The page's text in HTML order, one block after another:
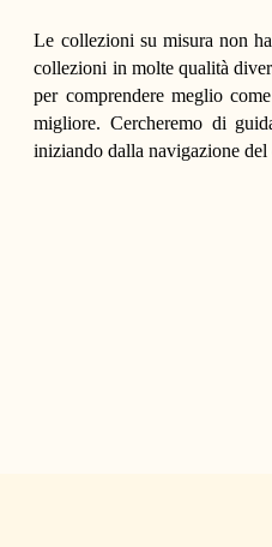
Le collezioni su misura non
collezioni in molte qualità
per comprendere meglio
migliore. Cercheremo di
iniziando dalla navigazione del